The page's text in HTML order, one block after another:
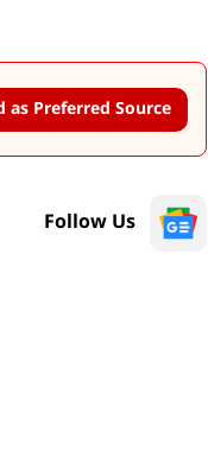
as Preferred Source
Follow Us